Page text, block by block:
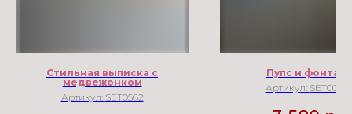
Стильная выписка с
медвежонком
Артикул: SET0562
Пупс и фонтан
Артикул: SET0003